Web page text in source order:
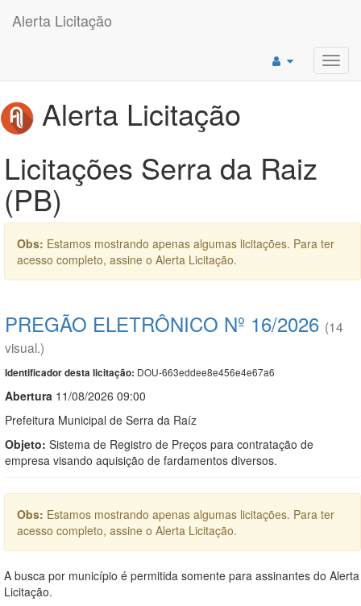
Alerta Licitação
Alerta Licitação
Licitações Serra da Raiz
(PB)
Obs: Estamos mostrando apenas algumas licitações. Para ter
acesso completo, assine o Alerta Licitação.
PREGÃO ELETRÔNICO Nº 16/2026 (14
visual.)
Identificador desta licitação: DOU-663eddee8e456e4e67a6
Abertura 11/08/2026 09:00
Prefeitura Municipal de Serra da Raíz
Objeto: Sistema de Registro de Preços para contratação de
empresa visando aquisição de fardamentos diversos.
Obs: Estamos mostrando apenas algumas licitações. Para ter
acesso completo, assine o Alerta Licitação.
A busca por município é permitida somente para assinantes do Alerta
Licitação.